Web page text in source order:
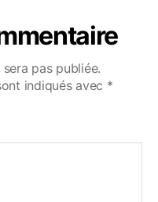
pas publiée.
indiqués avec *